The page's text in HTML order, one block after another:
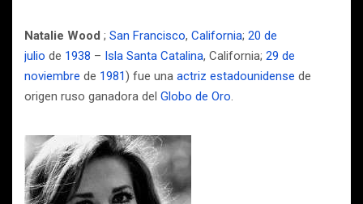
Natalie Wood ; San Francisco, California; 20 de
julio de 1938 – Isla Santa Catalina, California; 29 de
noviembre de 1981) fue una actriz estadounidense de
origen ruso ganadora del Globo de Oro.